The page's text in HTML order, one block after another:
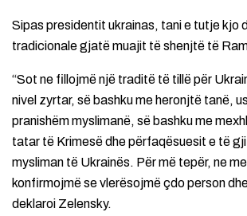
Sipas presidentit ukrainas, tani e tutje kjo
tradicionale gjatë muajit të shenjtë të
“Sot ne fillojmë një traditë të tillë për
nivel zyrtar, së bashku me heronjtë tanë,
pranishëm myslimanë, së bashku me
tatar të Krimesë dhe përfaqësuesit e të
mysliman të Ukrainës. Për më tepër, ne
konfirmojmë se vlerësojmë çdo person
deklaroi Zelensky.